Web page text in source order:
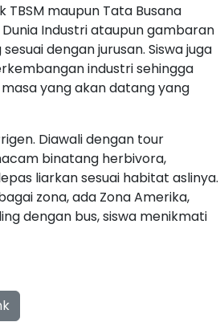
maupun Tata Busana
Industri ataupun gambaran
dengan jurusan. Siswa juga
industri sehingga
yang akan datang yang
Diawali dengan tour
binatang herbivora,
liarkan sesuai habitat aslinya.
zona, ada Zona Amerika,
dengan bus, siswa menikmati